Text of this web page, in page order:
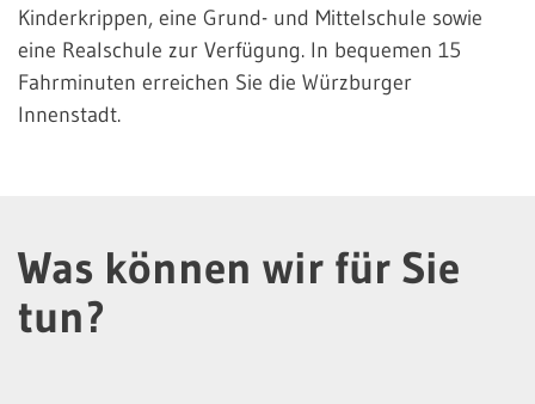
Kinderkrippen, eine Grund- und Mittelschule sowie
eine Realschule zur Verfügung. In bequemen 15
Fahrminuten erreichen Sie die Würzburger
Innenstadt.
Was können wir für Sie
tun?